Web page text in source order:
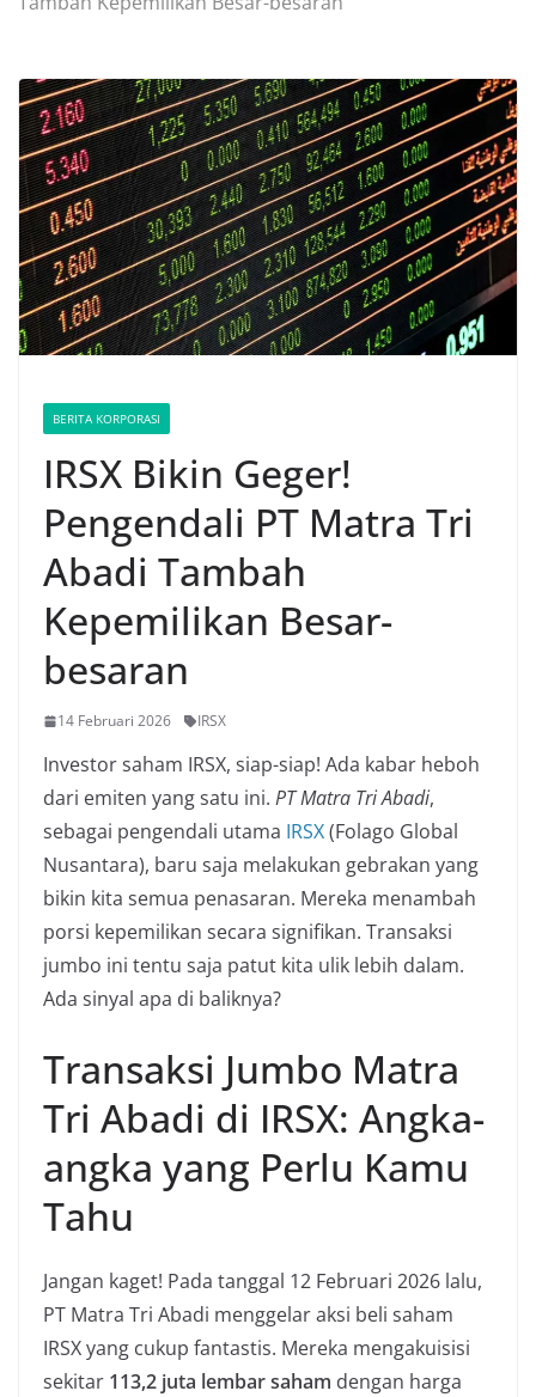
BERITA KORPORASI
IRSX Bikin Geger!
Pengendali PT Matra Tri
Abadi Tambah
Kepemilikan Besar-
besaran
14 Februari 2026 IRSX
Investor saham IRSX, siap-siap! Ada kabar heboh
dari emiten yang satu ini. PT Matra Tri Abadi,
sebagai pengendali utama IRSX(Folago Global
Nusantara), baru saja melakukan gebrakan yang
bikin kita semua penasaran. Mereka menambah
porsi kepemilikan secara signifikan. Transaksi
jumbo ini tentu saja patut kita ulik lebih dalam.
Ada sinyal apa di baliknya?
Transaksi Jumbo Matra
Tri Abadi di IRSX: Angka-
angka yang Perlu Kamu
Tahu
Jangan kaget! Pada tanggal 12 Februari 2026 lalu,
PT Matra Tri Abadi menggelar aksi beli saham
IRSX yang cukup fantastis. Mereka mengakuisisi
sekitar 113,2 juta lembar saham dengan harga